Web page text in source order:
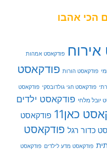
הכי אהבו
פודקאסט אמהות
פודקאסט הורות פודקאסט
פודקאסט חגי גולדובסקי פודקאסט
יובל מלחי פודקאסט ילדים
כאן11
פודקאסט
כדור רגל פודקאסט
פודקאסט מדע לילדים פודקאסט